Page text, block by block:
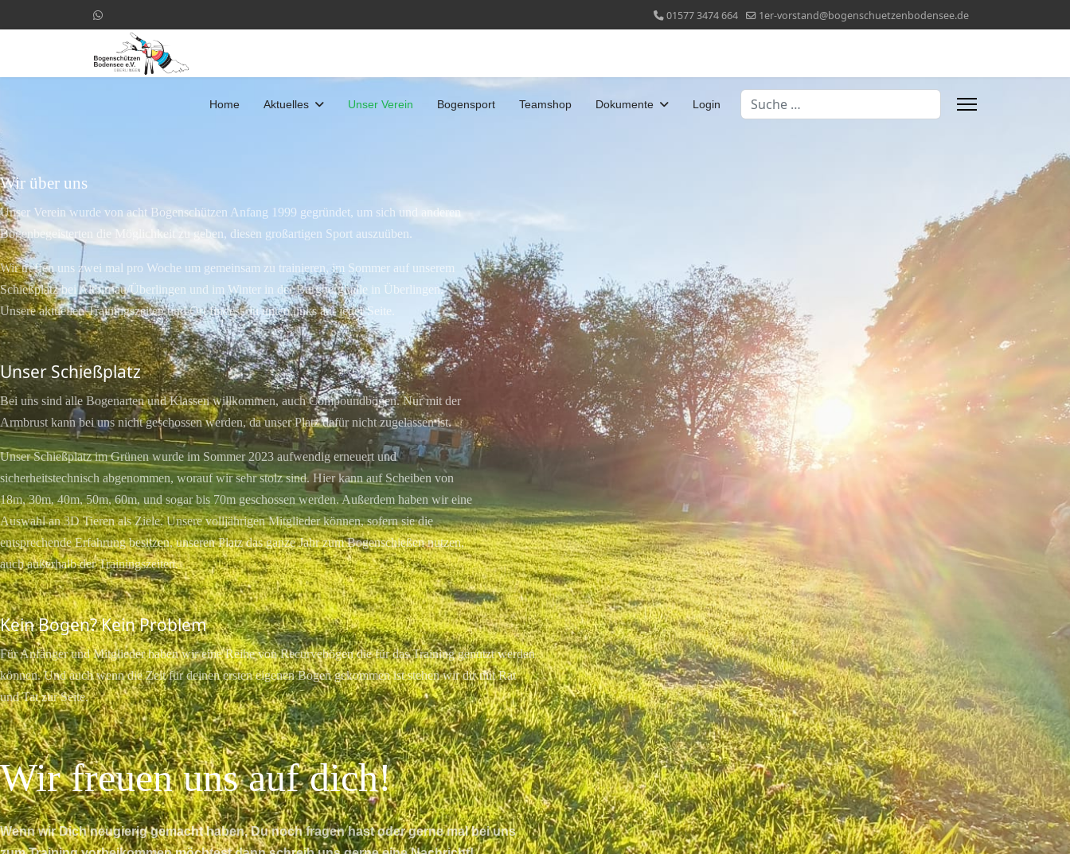
01577 3474 664 1er-vorstand@bogenschuetzenbodensee.de
Home Aktuelles Unser Verein Bogensport Teamshop Dokumente Login Suchen
Wir über uns
Unser Verein wurde von acht Bogenschützen Anfang 1999 gegründet, um sich und anderen
Bogenbegeisterten die Möglichkeit zu geben, diesen großartigen Sport auszuüben.
Wir treffen uns zwei mal pro Woche um gemeinsam zu trainieren, im Sommer auf unserem
Schießplatz bei Altbirnau/Überlingen und im Winter in der Burgberghalle in Überlingen.
Unsere aktuellen Trainingszeiten und Ort findest du unten links auf jeder Seite.
Unser Schießplatz
Bei uns sind alle Bogenarten und Klassen willkommen, auch Compoundbögen. Nur mit der
Armbrust kann bei uns nicht geschossen werden, da unser Platz dafür nicht zugelassen ist.
Unser Schießplatz im Grünen wurde im Sommer 2023 aufwendig erneuert und
sicherheitstechnisch abgenommen, worauf wir sehr stolz sind. Hier kann auf Scheiben von
18m, 30m, 40m, 50m, 60m, und sogar bis 70m geschossen werden. Außerdem haben wir eine
Auswahl an 3D Tieren als Ziele. Unsere volljährigen Mitglieder können, sofern sie die
entsprechende Erfahrung besitzen, unseren Platz das ganze Jahr zum Bogenschießen nutzen,
auch außerhalb der Trainingszeiten.
Kein Bogen? Kein Problem
Für Anfänger und Mitglieder haben wir eine Reihe von Recurvebögen die für das Training genutzt werden
können. Und auch wenn die Zeit für deinen ersten eigenen Bogen gekommen ist stehen wir dir mit Rat
und Tat zur Seite.
Wir freuen uns auf dich!
Wenn wir Dich neugierig gemacht haben, Du noch fragen hast oder gerne mal bei uns